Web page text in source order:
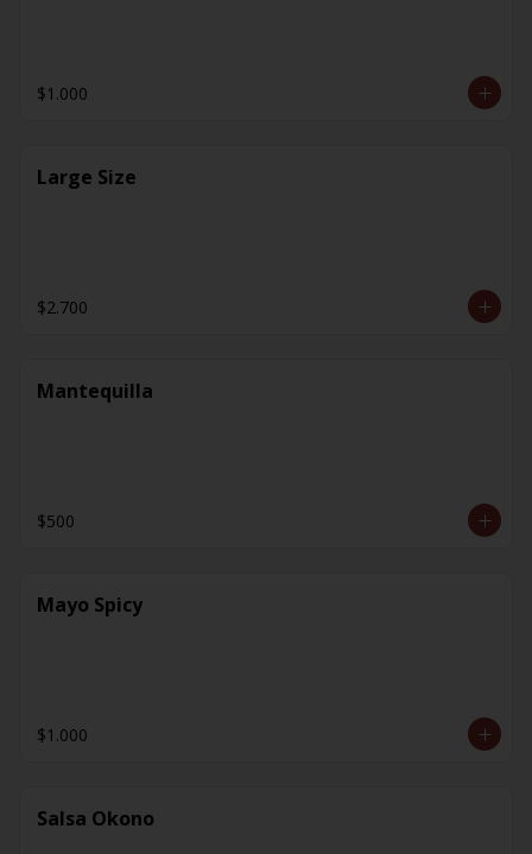
$1.000
Large Size
$2.700
Mantequilla
$500
Mayo Spicy
$1.000
Salsa Okono